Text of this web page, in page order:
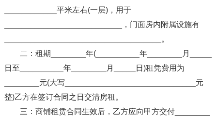
____________平米左右(一层)，用于
___________________________，门面房内附属设施有
____________________________________。
二：租期________年(__________年________月_____
日至__________年________月_____日)租凭费用为
________元(大写______________________________元
整)乙方在签订合同之日交清房租。
三：商铺租赁合同生效后，乙方应向甲方交付________